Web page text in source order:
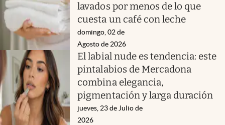
lavados por menos de lo que
cuesta un café con leche
domingo, 02 de
Agosto de 2026
El labial nude es tendencia: este
pintalabios de Mercadona
combina elegancia,
pigmentación y larga duración
jueves, 23 de Julio de
2026